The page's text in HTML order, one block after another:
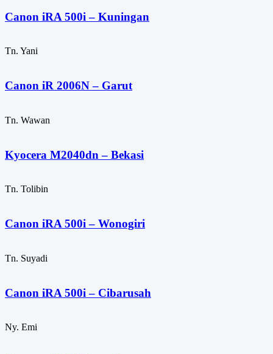
Canon iRA 500i – Kuningan
Tn. Yani
Canon iR 2006N – Garut
Tn. Wawan
Kyocera M2040dn – Bekasi
Tn. Tolibin
Canon iRA 500i – Wonogiri
Tn. Suyadi
Canon iRA 500i – Cibarusah
Ny. Emi